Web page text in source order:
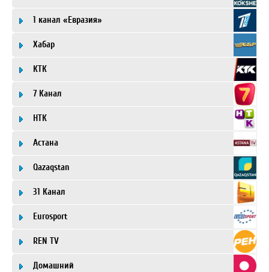
1 канал «Евразия»
Хабар
КТК
7 Канал
НТК
Астана
Qazaqstan
31 Канал
Eurosport
REN TV
Домашний